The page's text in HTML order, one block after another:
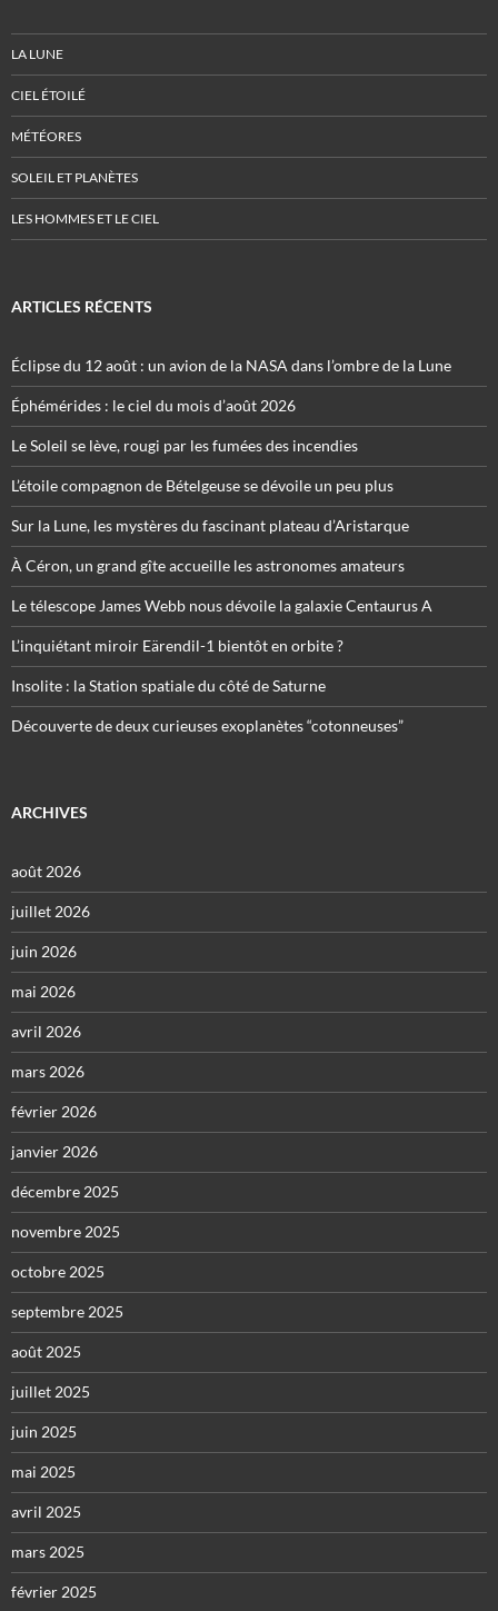
LA LUNE
CIEL ÉTOILÉ
MÉTÉORES
SOLEIL ET PLANÈTES
LES HOMMES ET LE CIEL
ARTICLES RÉCENTS
Éclipse du 12 août : un avion de la NASA dans l’ombre de la Lune
Éphémérides : le ciel du mois d’août 2026
Le Soleil se lève, rougi par les fumées des incendies
L’étoile compagnon de Bételgeuse se dévoile un peu plus
Sur la Lune, les mystères du fascinant plateau d’Aristarque
À Céron, un grand gîte accueille les astronomes amateurs
Le télescope James Webb nous dévoile la galaxie Centaurus A
L’inquiétant miroir Eärendil-1 bientôt en orbite ?
Insolite : la Station spatiale du côté de Saturne
Découverte de deux curieuses exoplanètes “cotonneuses”
ARCHIVES
août 2026
juillet 2026
juin 2026
mai 2026
avril 2026
mars 2026
février 2026
janvier 2026
décembre 2025
novembre 2025
octobre 2025
septembre 2025
août 2025
juillet 2025
juin 2025
mai 2025
avril 2025
mars 2025
février 2025